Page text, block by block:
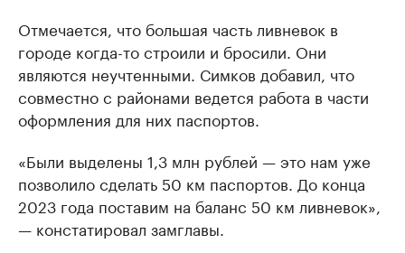
Отмечается, что большая часть ливневок в
городе когда-то строили и бросили. Они
являются неучтенными. Симков добавил, что
совместно с районами ведется работа в части
оформления для них паспортов.
«Были выделены 1,3 млн рублей — это нам уже
позволило сделать 50 км паспортов. До конца
2023 года поставим на баланс 50 км ливневок»,
— констатировал замглавы.